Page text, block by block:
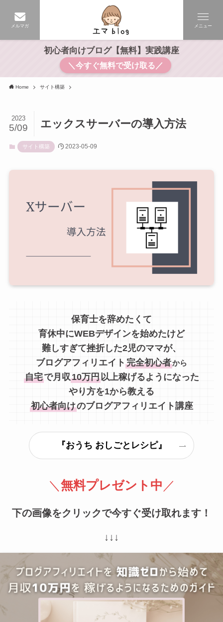
メルマガ メニュー
初心者向けブログ【無料】実践講座
＼今すぐ無料で受け取る／
Home サイト構築
エックスサーバーの導入方法
2023
5/09
サイト構築 2023-05-09
保育士を辞めたくて
育休中にWEBデザインを始めたけど
難しすぎて挫折した2児のママが、
ブログアフィリエイト 完全初心者から
自宅で月収 10万円 以上稼げるようになった
やり方を1から教える
初心者向けのブログアフィリエイト講座
『おうち おしごとレシピ』
＼ 無料プレゼント中 ／
下の画像をクリックで今すぐ受け取れます！
↓↓↓